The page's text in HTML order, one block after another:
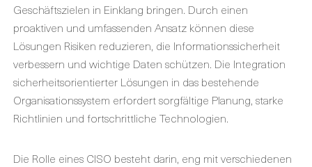
Geschäftszielen in Einklang bringen. Durch einen
proaktiven und umfassenden Ansatz können diese
Lösungen Risiken reduzieren, die Informationssicherheit
verbessern und wichtige Daten schützen. Die Integration
sicherheitsorientierter Lösungen in das bestehende
Organisationssystem erfordert sorgfältige Planung, starke
Richtlinien und fortschrittliche Technologien.
Die Rolle eines CISO besteht darin, eng mit verschiedenen